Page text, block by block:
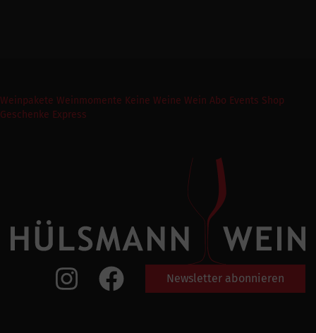
Weinpakete Weinmomente Keine Weine Wein Abo Events Shop
Geschenke Express
Newsletter abonnieren